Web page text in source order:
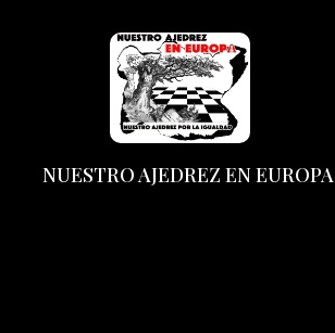
NUESTRO AJEDREZ EN EUROPA